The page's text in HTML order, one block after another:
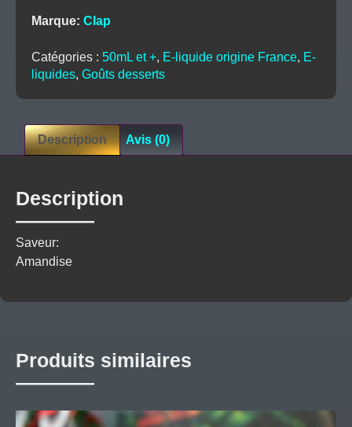
–
Marque: Clap
Catégories : 50mL et +, E-liquide origine France, E-
liquides, Goûts desserts
Description Avis (0)
Description
Saveur:
Amandise
Produits similaires